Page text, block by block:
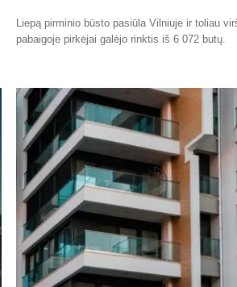
Liepą pirminio būsto pasiūla Vilniuje ir toliau
pabaigoje pirkėjai galėjo rinktis iš 6 072 butų.